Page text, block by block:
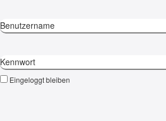
Benutzername
Kennwort
Eingeloggt bleiben